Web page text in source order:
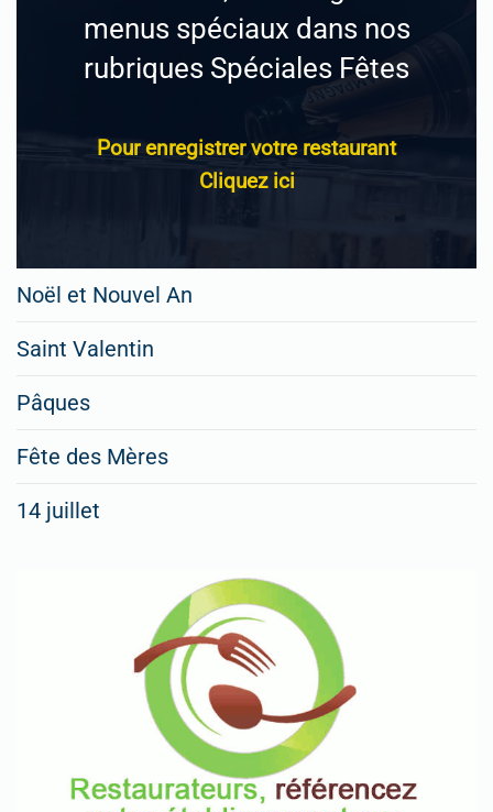
menus spéciaux dans nos
rubriques Spéciales Fêtes
Pour enregistrer votre restaurant
Cliquez ici
Noël et Nouvel An
Saint Valentin
Pâques
Fête des Mères
14 juillet